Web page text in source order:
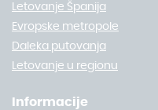
Letovanje Španija
Evropske metropole
Daleka putovanja
Letovanje u regionu
Informacije